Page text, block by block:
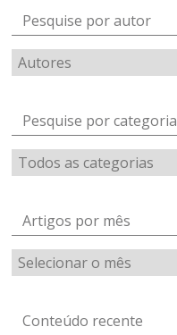
Pesquise por autor
Pesquise por categoria
Artigos por mês
Artigos
por
Conteúdo recente